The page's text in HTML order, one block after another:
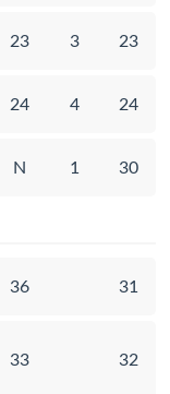
23 3 23
24 4 24
N 1 30
36 31
33 32